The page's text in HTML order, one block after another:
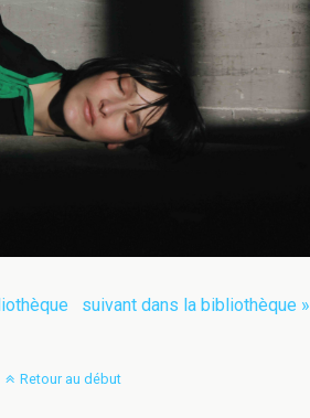
suivant dans la bibliothèque »
Retour au début